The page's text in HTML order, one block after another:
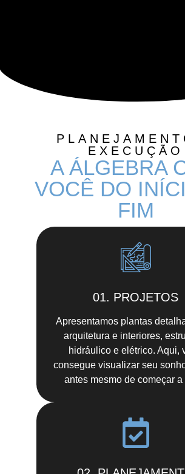
EXECUÇÃO
A ÁLGEBRA
VOCÊ DO
FIM
01. PROJETOS
Apresentamos plantas
arquitetura e interiores,
hidráulico e elétrico. Aqui,
consegue visualizar seu
antes mesmo de começar a